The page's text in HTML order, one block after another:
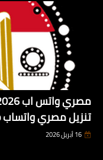
تنزيل مصري واتساب EGWhatsApp
16 أبريل 2026